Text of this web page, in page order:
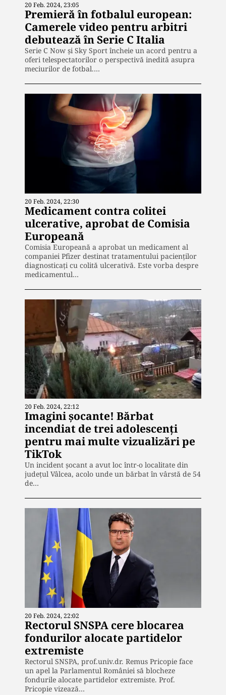
20 Feb. 2024, 23:05
Premieră în fotbalul european:
Camerele video pentru arbitri
debutează în Serie C Italia
Serie C Now și Sky Sport încheie un acord pentru a
oferi telespectatorilor o perspectivă inedită asupra
meciurilor de fotbal.…
20 Feb. 2024, 22:30
Medicament contra colitei
ulcerative, aprobat de Comisia
Europeană
Comisia Europeană a aprobat un medicament al
companiei Pfizer destinat tratamentului pacienților
diagnosticați cu colită ulcerativă. Este vorba despre
medicamentul…
20 Feb. 2024, 22:12
Imagini șocante! Bărbat
incendiat de trei adolescenți
pentru mai multe vizualizări pe
TikTok
Un incident șocant a avut loc într-o localitate din
județul Vâlcea, acolo unde un bărbat în vârstă de 54
de…
20 Feb. 2024, 22:02
Rectorul SNSPA cere blocarea
fondurilor alocate partidelor
extremiste
Rectorul SNSPA, prof.univ.dr. Remus Pricopie face
un apel la Parlamentul României să blocheze
fondurile alocate partidelor extremiste. Prof.
Pricopie vizează…